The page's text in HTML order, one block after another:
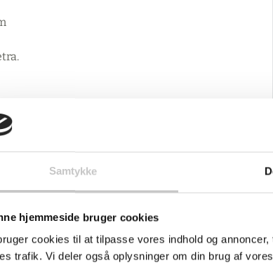
Samtykke
hjemmeside bruger cookies
cookies til at tilpasse vores indhold og
trafik. Vi deler også oplysninger om din brug af